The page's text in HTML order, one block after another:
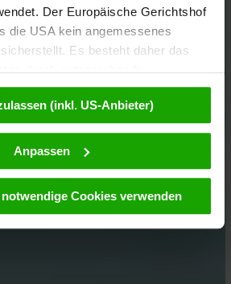
Der Europäische Gerichtshof
die USA kein angemessenes
Es besteht daher das
durch entsprechende
den Drittanbietern (z.B. Google,
US-Behörden zu Kontroll- und
unterliegen und dagegen keine
zur Verfügung stehen. Mit
(inkl. US-Anbietern)
in den USA) verwendet werden
(inkl. US-Anbieter)
Anpassen
Cookies verwenden